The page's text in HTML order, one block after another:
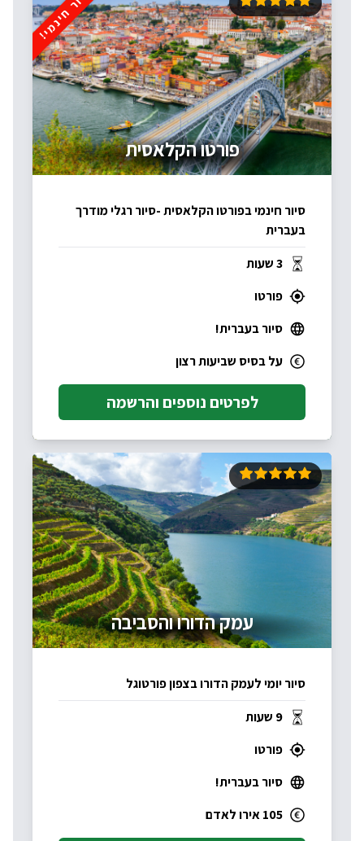
סיור חינמי!
פורטו הקלאסית
סיור חינמי בפורטו הקלאסית -סיור רגלי מודרך
בעברית
3 שעות
פורטו
סיור בעברית!
על בסיס שביעות רצון
לפרטים נוספים והרשמה
עמק הדורו והסביבה
סיור יומי לעמק הדורו בצפון פורטוגל
9 שעות
פורטו
סיור בעברית!
105 אירו לאדם